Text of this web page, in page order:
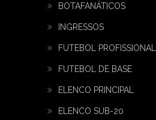
BOTAFANÁTICOS
INGRESSOS
FUTEBOL PROFISSIONAL
FUTEBOL DE BASE
ELENCO PRINCIPAL
ELENCO SUB-20